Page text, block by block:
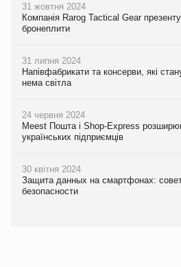
31 жовтня 2024
Компанія Rarog Tactical Gear
бронеплити
31 липня 2024
Напівфабрикати та консерви, які
нема світла
24 червня 2024
Meest Пошта і Shop-Express
українських підприємців
30 квітня 2024
Защита данных на смартфонах:
безопасности